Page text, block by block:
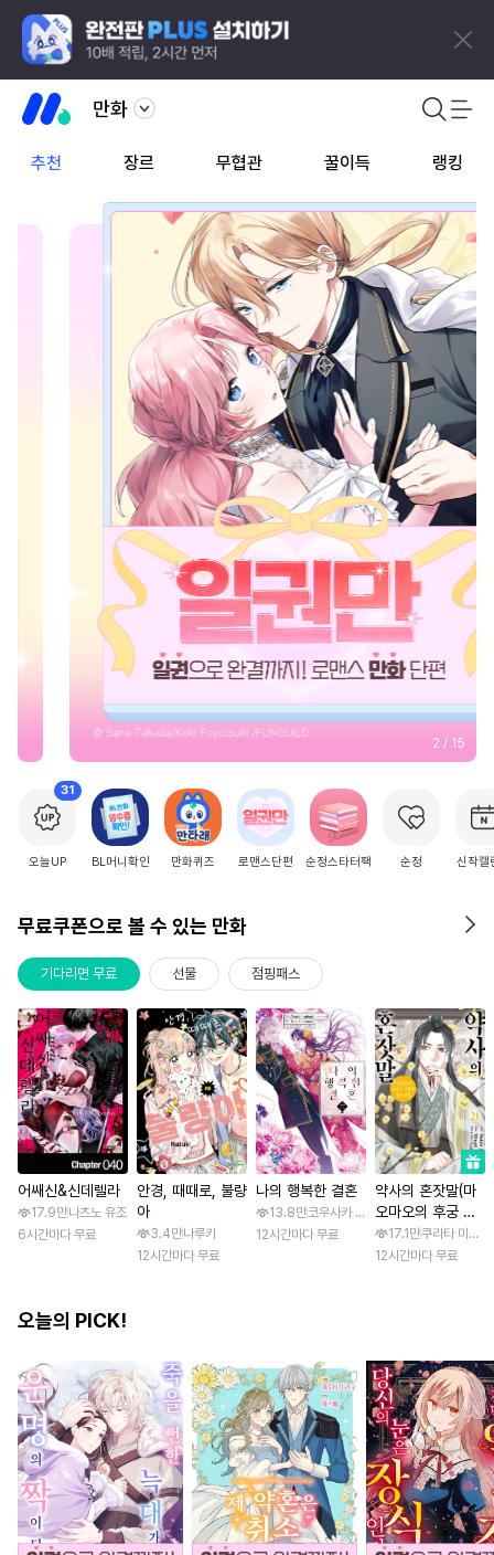
만화
추천 장르 무협관 꿀이득 랭킹
2 / 15
31
오늘UP BL머니확인 만화퀴즈 로맨스단편 순정스타터팩 순정 신작캘
무료쿠폰으로 볼 수 있는 만화
기다리면 무료 선물 점핑패스
어쌔신&신데렐라
17.9만나츠노 유조
6시간마다 무료
안경, 때때로, 불량
아
3.4만나루키
12시간마다 무료
나의 행복한 결혼
13.8만코우사카 리토 / 아기토기 아쿠미
12시간마다 무료
약사의 혼잣말(마
오마오의 후궁 수
수께끼 풀이수첩)
17.1만쿠라타 미노
12시간마다 무료
오늘의 PICK!